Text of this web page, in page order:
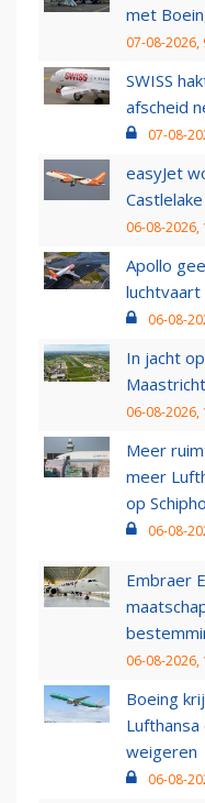
met
07-08-2026,
SWISS
afscheid
07-08-
easyJet
06-08-2026,
Apollo
luchtvaart
06-08-
In jacht
06-08-2026,
Meer
meer
op
06-08-
Embraer
06-08-2026,
Boeing
weigeren
06-08-